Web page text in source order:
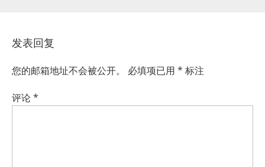
发表回复
您的邮箱地址不会被公开。 必填项已用 * 标注
评论*